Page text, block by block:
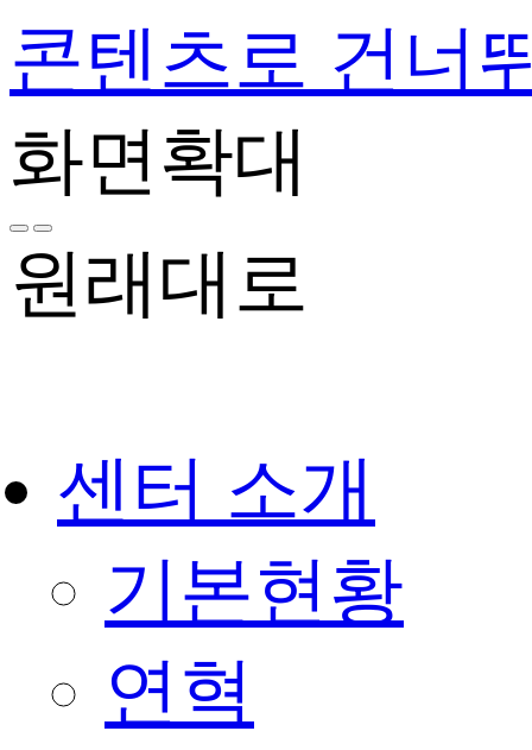
콘텐츠로 건너
화면확대
원래대로
센터 소개
기본현황
연혁